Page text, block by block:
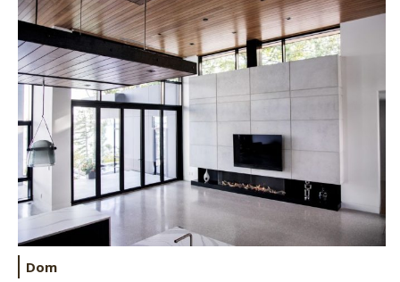
Dom